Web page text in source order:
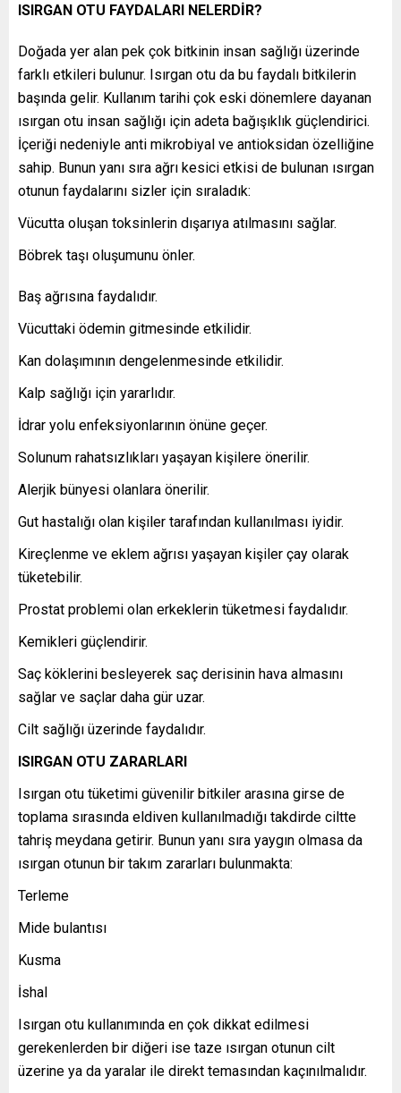
ISIRGAN OTU FAYDALARI NELERDİR?
Doğada yer alan pek çok bitkinin insan sağlığı üzerinde
farklı etkileri bulunur. Isırgan otu da bu faydalı bitkilerin
başında gelir. Kullanım tarihi çok eski dönemlere dayanan
ısırgan otu insan sağlığı için adeta bağışıklık güçlendirici.
İçeriği nedeniyle anti mikrobiyal ve antioksidan özelliğine
sahip. Bunun yanı sıra ağrı kesici etkisi de bulunan ısırgan
otunun faydalarını sizler için sıraladık:
Vücutta oluşan toksinlerin dışarıya atılmasını sağlar.
Böbrek taşı oluşumunu önler.
Baş ağrısına faydalıdır.
Vücuttaki ödemin gitmesinde etkilidir.
Kan dolaşımının dengelenmesinde etkilidir.
Kalp sağlığı için yararlıdır.
İdrar yolu enfeksiyonlarının önüne geçer.
Solunum rahatsızlıkları yaşayan kişilere önerilir.
Alerjik bünyesi olanlara önerilir.
Gut hastalığı olan kişiler tarafından kullanılması iyidir.
Kireçlenme ve eklem ağrısı yaşayan kişiler çay olarak
tüketebilir.
Prostat problemi olan erkeklerin tüketmesi faydalıdır.
Kemikleri güçlendirir.
Saç köklerini besleyerek saç derisinin hava almasını
sağlar ve saçlar daha gür uzar.
Cilt sağlığı üzerinde faydalıdır.
ISIRGAN OTU ZARARLARI
Isırgan otu tüketimi güvenilir bitkiler arasına girse de
toplama sırasında eldiven kullanılmadığı takdirde ciltte
tahriş meydana getirir. Bunun yanı sıra yaygın olmasa da
ısırgan otunun bir takım zararları bulunmakta:
Terleme
Mide bulantısı
Kusma
İshal
Isırgan otu kullanımında en çok dikkat edilmesi
gerekenlerden bir diğeri ise taze ısırgan otunun cilt
üzerine ya da yaralar ile direkt temasından kaçınılmalıdır.